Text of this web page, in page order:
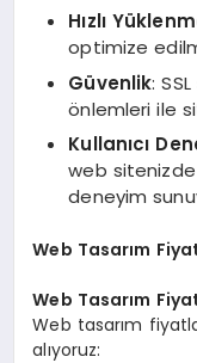
Hızlı
optimize
Güvenlik:
önlemleri ile
Kullanıcı
web
deneyim
Web Tasarım
Web Tasarım
Web tasarım
alıyoruz: